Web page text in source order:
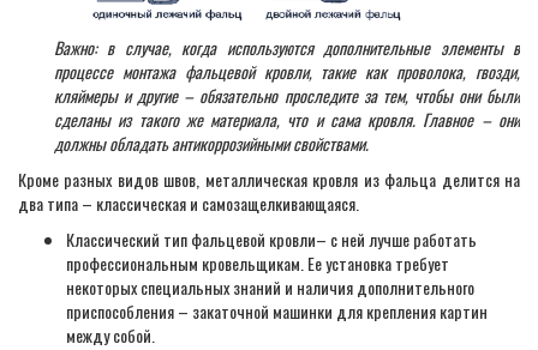
Важно: в случае, когда используются дополнительные элементы в
процессе монтажа фальцевой кровли, такие как проволока, гвозди,
кляймеры и другие – обязательно проследите за тем, чтобы они были
сделаны из такого же материала, что и сама кровля. Главное – они
должны обладать антикоррозийными свойствами.
Кроме разных видов швов, металлическая кровля из фальца делится на
два типа – классическая и самозащелкивающаяся.
Классический тип фальцевой кровли– с ней лучше работать
профессиональным кровельщикам. Ее установка требует
некоторых специальных знаний и наличия дополнительного
приспособления – закаточной машинки для крепления картин
между собой.